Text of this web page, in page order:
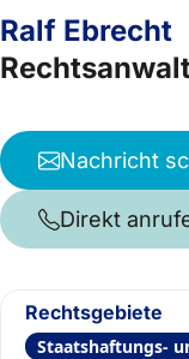
Ralf Ebrecht
Nachricht
Direkt
Rechtsgebiete
Staatshaftungs-